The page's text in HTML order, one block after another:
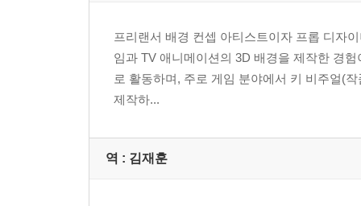
프리랜서 배경 컨셉 아티스트이자 프롭 디자
임과 TV 애니메이션의 3D 배경을 제작한 경
로 활동하며, 주로 게임 분야에서 키 비주얼(
제작하...
역 : 김재훈